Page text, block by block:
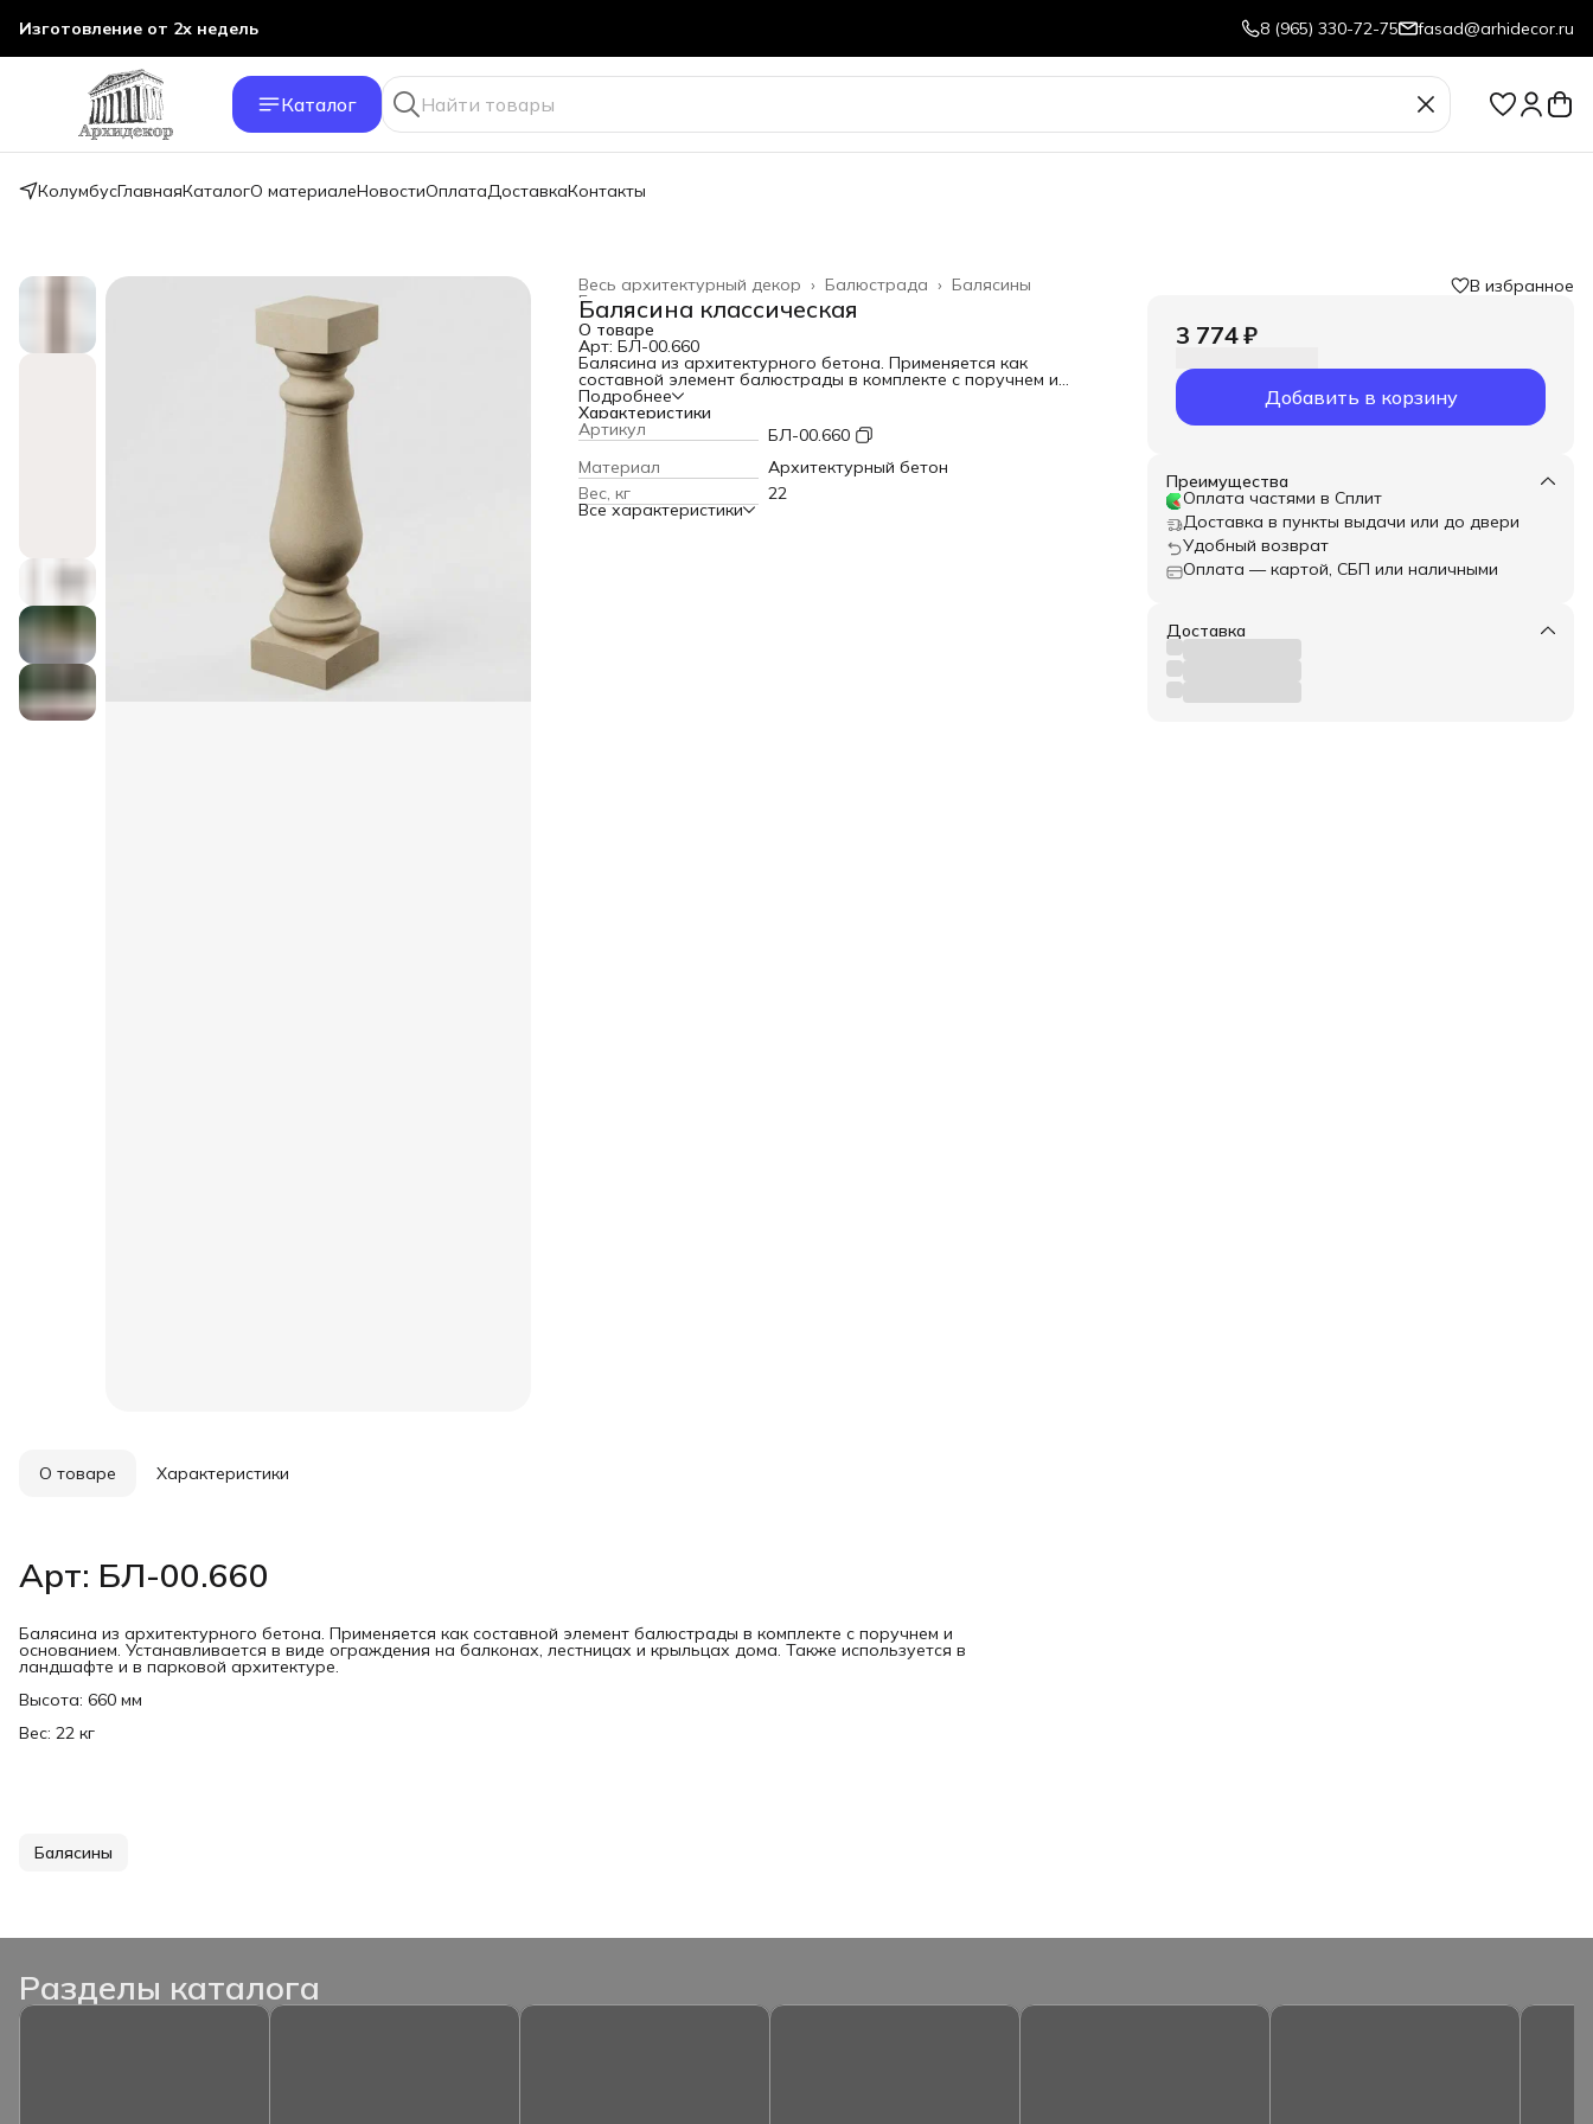
Изготовление от 2х недель 8 (965) 330-72-75 fasad@arhidecor.ru
Каталог
КолумбусГлавнаяКаталогО материалеНовостиОплатаДоставкаКонтакты
Балясины
Балюстрада ›
Весь архитектурный декор ›
Главная
Балясина классическая
О товаре
Арт: БЛ-00.660
Балясина из архитектурного бетона. Применяется как
составной элемент балюстрады в комплекте с поручнем и
основанием. Устанавливается в виде ограждения на
балконах, лестницах и крыльцах дома. Также используется в
ландшафте и в парковой архитектуре.
Высота: 660 мм
Вес: 22 кг
Подробнее
Характеристики
Артикул
БЛ-00.660
Материал
Архитектурный бетон
Вес, кг
22
Все характеристики
В избранное
3 774 ₽
Добавить в корзину
Преимущества
Оплата частями в Сплит
Доставка в пункты выдачи или до двери
Удобный возврат
Оплата — картой, СБП или наличными
Доставка
О товаре Характеристики
Арт: БЛ-00.660
Балясина из архитектурного бетона. Применяется как составной элемент балюстрады в комплекте с поручнем и
основанием. Устанавливается в виде ограждения на балконах, лестницах и крыльцах дома. Также используется в
ландшафте и в парковой архитектуре.
Высота: 660 мм
Вес: 22 кг
Балясины
Разделы каталога